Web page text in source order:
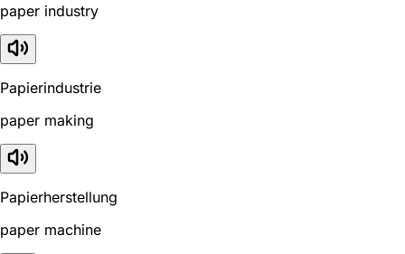
paper industry
Papierindustrie
paper making
Papierherstellung
paper machine